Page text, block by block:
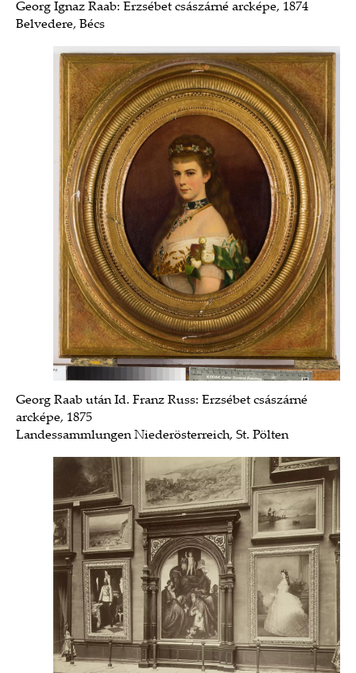
Georg Ignaz Raab: Erzsébet császárné arcképe, 1874
Belvedere, Bécs
Georg Raab után Id. Franz Russ: Erzsébet császárné
arcképe, 1875
Landessammlungen Niederösterreich, St. Pölten